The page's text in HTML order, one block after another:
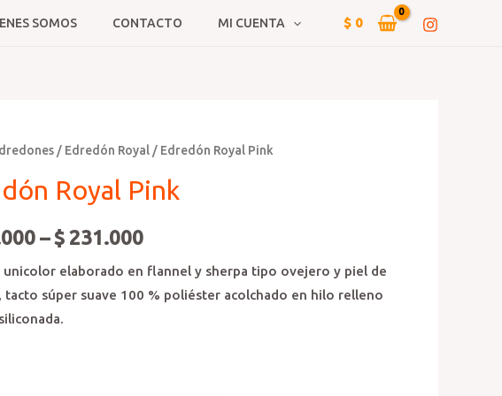
SOMOS CONTACTO MI CUENTA $ 0
/ Edredón Royal / Edredón Royal Pink
Royal Pink
– $ 231.000
unicolor elaborado en flannel y sherpa tipo ovejero y piel de
tacto súper suave 100 % poliéster acolchado en hilo relleno